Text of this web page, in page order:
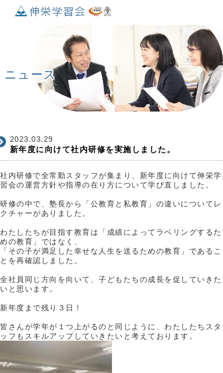
ニュース
2023.03.29
新年度に向けて社内研修を実施しました。
社内研修で全常勤スタッフが集まり、新年度に向けて伸栄学
習会の運営方針や指導の在り方について学び直しました。
研修の中で、塾長から「公教育と私教育」の違いについてレ
クチャーがありました。
わたしたちが目指す教育は「成績によってラベリングするた
めの教育」ではなく、
「その子が満足した幸せな人生を送るための教育」であるこ
とを再確認しました。
全社員同じ方向を向いて、子どもたちの成長を促していきた
いと思います。
新年度まで残り３日！
皆さんが学年が１つ上がるのと同じように、わたしたちスタ
ッフもスキルアップしていきたいと考えております。